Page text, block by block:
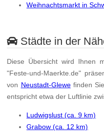
Weihnachtsmarkt in
Städte in der
Diese Übersicht wird Ihnen
"Feste-und-Maerkte.de"
von Neustadt-Glewefinden Sie
entspricht etwa der Luftlinie
Ludwigslust (ca. 9 km)
Grabow (ca. 12 km)